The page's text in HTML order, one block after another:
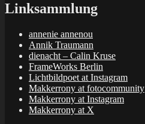
Linksammlung
annenie annenou
Annik Traumann
dienacht – Calin Kruse
FrameWorks Berlin
Lichtbildpoet at Instagram
Makkerrony at fotocommunity
Makkerrony at Instagram
Makkerrony at X